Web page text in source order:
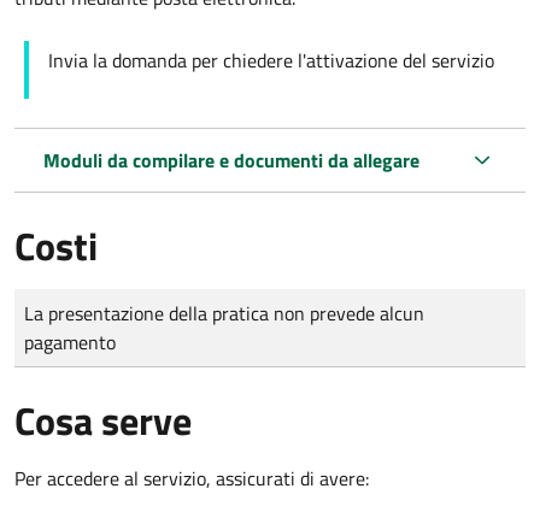
Invia la domanda per chiedere l'attivazione del servizio
Moduli da compilare e documenti da allegare
Costi
Tipo di pagamento
Importo
La presentazione della pratica non prevede alcun
pagamento
Cosa serve
Per accedere al servizio, assicurati di avere: